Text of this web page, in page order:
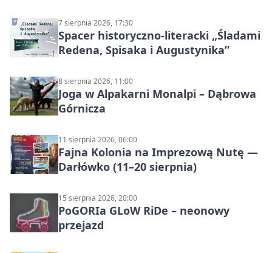
7 sierpnia 2026, 17:30
Spacer historyczno-literacki „Śladami
Redena, Spisaka i Augustynika”
8 sierpnia 2026, 11:00
Joga w Alpakarni Monalpi – Dąbrowa
Górnicza
11 sierpnia 2026, 06:00
Fajna Kolonia na Imprezową Nutę —
Darłówko (11–20 sierpnia)
15 sierpnia 2026, 20:00
PoGORIa GLoW RiDe – neonowy
przejazd